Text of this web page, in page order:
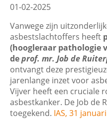
01-02-2025
Vanwege zijn
asbestslachtoffers heeft
(hoogleraar pathologie
deprof. mr. Job de
ontvangt deze
jarenlange inzet voor
Vijver heeft een cruciale
asbestkanker. De Job de
toegekend. IAS, 31